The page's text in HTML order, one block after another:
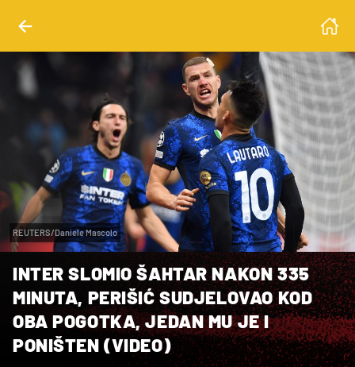
REUTERS/Daniele Mascolo
INTER SLOMIO ŠAHTAR NAKON 335
MINUTA, PERIŠIĆ SUDJELOVAO KOD
OBA POGOTKA, JEDAN MU JE I
PONIŠTEN (VIDEO)